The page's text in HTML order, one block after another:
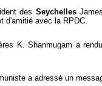
des Seychelles
d'amitié avec la RPDC.
K. Shanmugam a
a adressé un